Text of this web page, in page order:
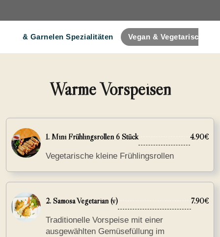
Fisch & Garnelen Spezialitäten Vegan & Vegetarische
Warme Vorspeisen
1. Mini Frühlingsrollen 6 Stück 4.90€
Vegetarische kleine Frühlingsrollen
2. Samosa Vegetarian (v) 7.90€
Traditionelle Vorspeise mit einer
ausgewählten Gemüsefüllung im